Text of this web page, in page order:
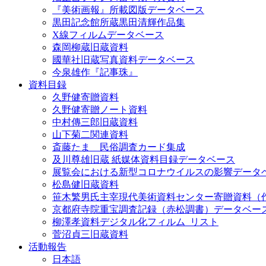
『美術画報』所載図版データベース
黒田記念館所蔵黒田清輝作品集
X線フィルムデータベース
森岡柳蔵旧蔵資料
國華社旧蔵写真資料データベース
今泉雄作『記事珠』
資料目録
久野健寄贈資料
久野健寄贈ノート資料
中村傳三郎旧蔵資料
山下菊二関連資料
斎藤たま 民俗調査カード集成
及川尊雄旧蔵 紙媒体資料目録データベース
展覧会における新型コロナウイルスの影響データ
松島健旧蔵資料
笹木繁男氏主宰現代美術資料センター寄贈資料（
京都府寺院重宝調査記録（赤松調書）データベー
柳澤孝資料デジタル化フィルム_リスト
菅沼貞三旧蔵資料
活動報告
日本語